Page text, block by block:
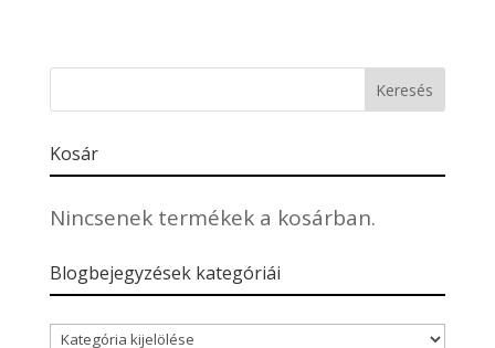
Kosár
Nincsenek termékek a kosárban.
Blogbejegyzések kategóriái
Blogbejegyzések